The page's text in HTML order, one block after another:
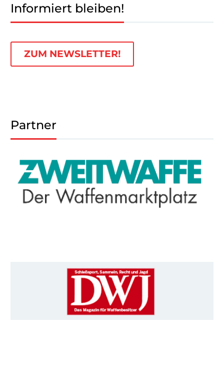
Informiert bleiben!
ZUM NEWSLETTER!
Partner